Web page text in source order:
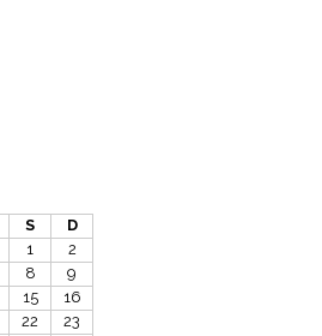
S
D
1
2
8
9
15
16
22 23